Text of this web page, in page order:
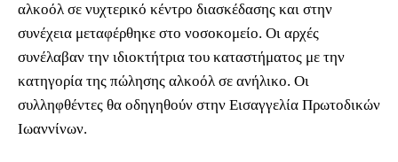
αλκοόλ σε νυχτερικό κέντρο διασκέδασης και στην
συνέχεια μεταφέρθηκε στο νοσοκομείο. Οι αρχές
συνέλαβαν την ιδιοκτήτρια του καταστήματος με την
κατηγορία της πώλησης αλκοόλ σε ανήλικο. Οι
συλληφθέντες θα οδηγηθούν στην Εισαγγελία Πρωτοδικών
Ιωαννίνων.